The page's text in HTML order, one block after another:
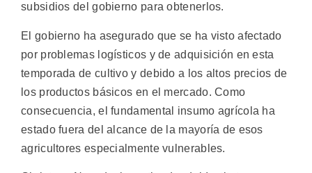
subsidios del gobierno para obtenerlos.
El gobierno ha asegurado que se ha visto afectado
por problemas logísticos y de adquisición en esta
temporada de cultivo y debido a los altos precios de
los productos básicos en el mercado. Como
consecuencia, el fundamental insumo agrícola ha
estado fuera del alcance de la mayoría de esos
agricultores especialmente vulnerables.